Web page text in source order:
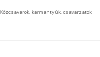
Közcsavarok, karmantyúk, csavarzatok